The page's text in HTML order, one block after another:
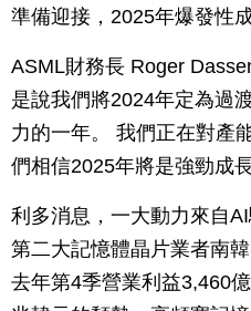
準備迎接，2025年爆發性成
ASML財務長 Roger
是說我們將2024年定為過
力的一年。 我們正在對產
們相信2025年將是強勁成
利多消息，一大動力來自
第二大記憶體晶片業者南
去年第4季營業利益3,460